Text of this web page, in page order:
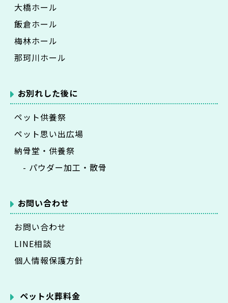
大橋ホール
飯倉ホール
梅林ホール
那珂川ホール
お別れした後に
ペット供養祭
ペット思い出広場
納骨堂・供養祭
- パウダー加工・散骨
お問い合わせ
お問い合わせ
LINE相談
個人情報保護方針
ペット火葬料金